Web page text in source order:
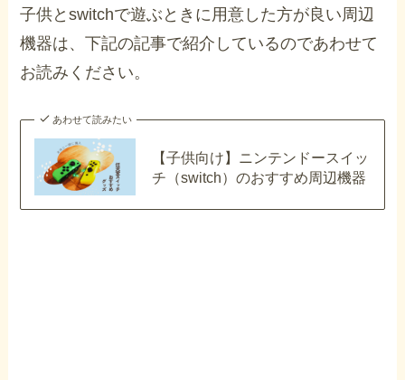
子供とswitchで遊ぶときに用意した方が良い周辺
機器は、下記の記事で紹介しているのであわせて
お読みください。
あわせて読みたい
【子供向け】ニンテンドースイッ
チ（switch）のおすすめ周辺機器